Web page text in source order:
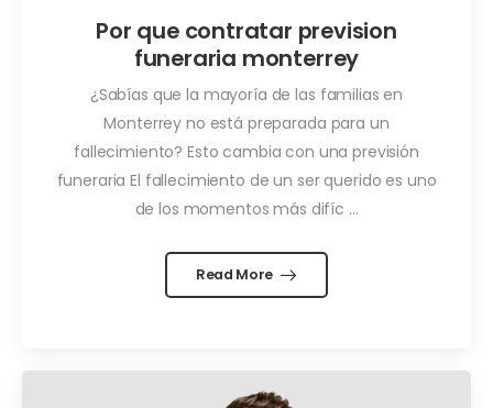
Por que contratar prevision
funeraria monterrey
¿Sabías que la mayoría de las familias en
Monterrey no está preparada para un
fallecimiento? Esto cambia con una previsión
funeraria El fallecimiento de un ser querido es uno
de los momentos más difíc ...
Read More